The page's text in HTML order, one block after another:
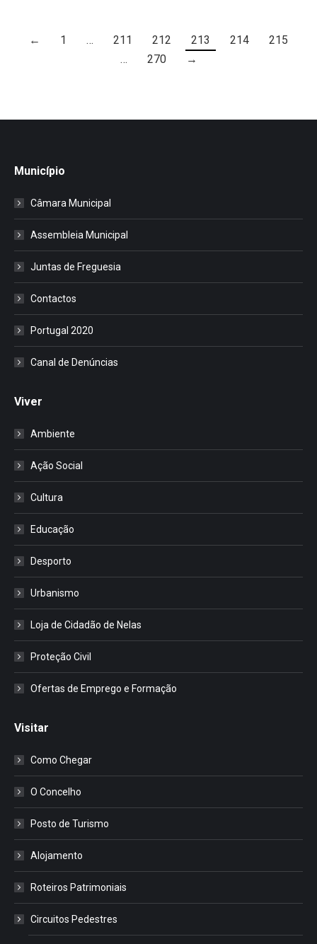
← 1 … 211 212 213 214
215
…
270 →
Município
Câmara Municipal
Assembleia Municipal
Juntas de Freguesia
Contactos
Portugal 2020
Canal de Denúncias
Viver
Ambiente
Ação Social
Cultura
Educação
Desporto
Urbanismo
Loja de Cidadão de Nelas
Proteção Civil
Ofertas de Emprego e Formação
Visitar
Como Chegar
O Concelho
Posto de Turismo
Alojamento
Roteiros Patrimoniais
Circuitos Pedestres